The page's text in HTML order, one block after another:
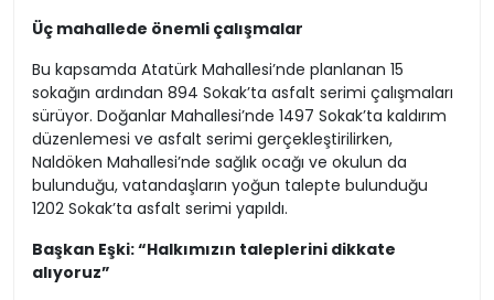
Üç mahallede önemli çalışmalar
Bu kapsamda Atatürk Mahallesi’nde planlanan 15
sokağın ardından 894 Sokak’ta asfalt serimi çalışmaları
sürüyor. Doğanlar Mahallesi’nde 1497 Sokak’ta kaldırım
düzenlemesi ve asfalt serimi gerçekleştirilirken,
Naldöken Mahallesi’nde sağlık ocağı ve okulun da
bulunduğu, vatandaşların yoğun talepte bulunduğu
1202 Sokak’ta asfalt serimi yapıldı.
Başkan Eşki: “Halkımızın taleplerini dikkate
alıyoruz”